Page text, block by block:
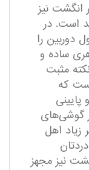
انگشت نیز
است. در
دوربین را
ساده و
مثبت
که
پایینی
گوشی‌های
زیاد اهل
نیز مجهز